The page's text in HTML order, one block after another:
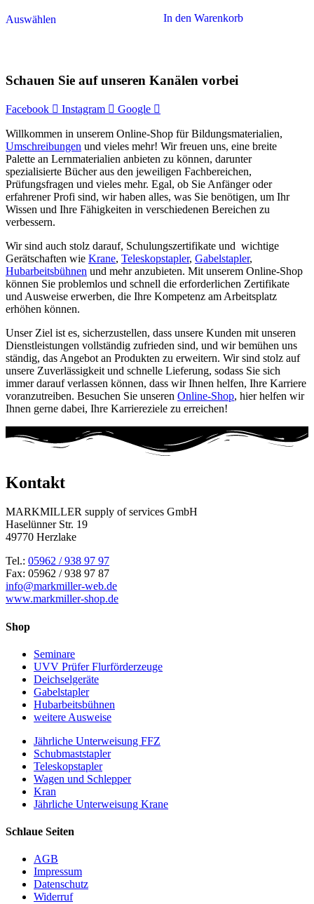
Auswählen In den Warenkorb
Schauen Sie auf unseren Kanälen vorbei
Facebook Instagram Google
Willkommen in unserem Online-Shop für Bildungsmaterialien,
Umschreibungen und vieles mehr! Wir freuen uns, eine breite
Palette an Lernmaterialien anbieten zu können, darunter
spezialisierte Bücher aus den jeweiligen Fachbereichen,
Prüfungsfragen und vieles mehr. Egal, ob Sie Anfänger oder
erfahrener Profi sind, wir haben alles, was Sie benötigen, um Ihr
Wissen und Ihre Fähigkeiten in verschiedenen Bereichen zu
verbessern.
Wir sind auch stolz darauf, Schulungszertifikate und wichtige
Gerätschaften wie Krane, Teleskopstapler, Gabelstapler,
Hubarbeitsbühnen und mehr anzubieten. Mit unserem Online-Shop
können Sie problemlos und schnell die erforderlichen Zertifikate
und Ausweise erwerben, die Ihre Kompetenz am Arbeitsplatz
erhöhen können.
Unser Ziel ist es, sicherzustellen, dass unsere Kunden mit unseren
Dienstleistungen vollständig zufrieden sind, und wir bemühen uns
ständig, das Angebot an Produkten zu erweitern. Wir sind stolz auf
unsere Zuverlässigkeit und schnelle Lieferung, sodass Sie sich
immer darauf verlassen können, dass wir Ihnen helfen, Ihre Karriere
voranzutreiben. Besuchen Sie unseren Online-Shop, hier helfen wir
Ihnen gerne dabei, Ihre Karriereziele zu erreichen!
Kontakt
MARKMILLER supply of services GmbH
Haselünner Str. 19
49770 Herzlake
Tel.: 05962 / 938 97 97
Fax: 05962 / 938 97 87
info@markmiller-web.de
www.markmiller-shop.de
Shop
Seminare
UVV Prüfer Flurförderzeuge
Deichselgeräte
Gabelstapler
Hubarbeitsbühnen
weitere Ausweise
Jährliche Unterweisung FFZ
Schubmaststapler
Teleskopstapler
Wagen und Schlepper
Kran
Jährliche Unterweisung Krane
Schlaue Seiten
AGB
Impressum
Datenschutz
Widerruf